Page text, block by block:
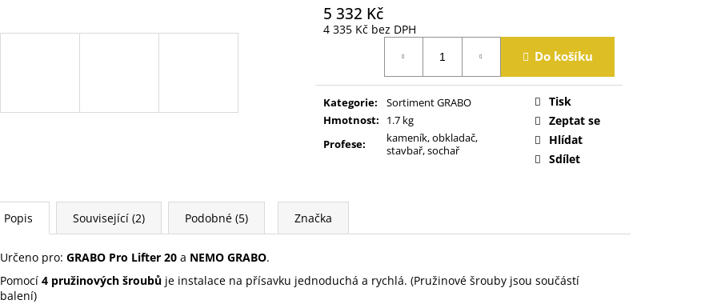
5 332 Kč
4 335 Kč bez DPH
Do košíku
Kategorie:
Sortiment GRABO
Hmotnost:
1.7 kg
Profese:
kameník, obkladač,
stavbař, sochař
Tisk
Zeptat se
Hlídat
Sdílet
Popis Související (2) Podobné (5) Značka
Určeno pro: GRABO Pro Lifter 20 a NEMO GRABO.
Pomocí 4 pružinových šroubů je instalace na přísavku jednoduchá a rychlá. (Pružinové šrouby jsou součástí
balení)